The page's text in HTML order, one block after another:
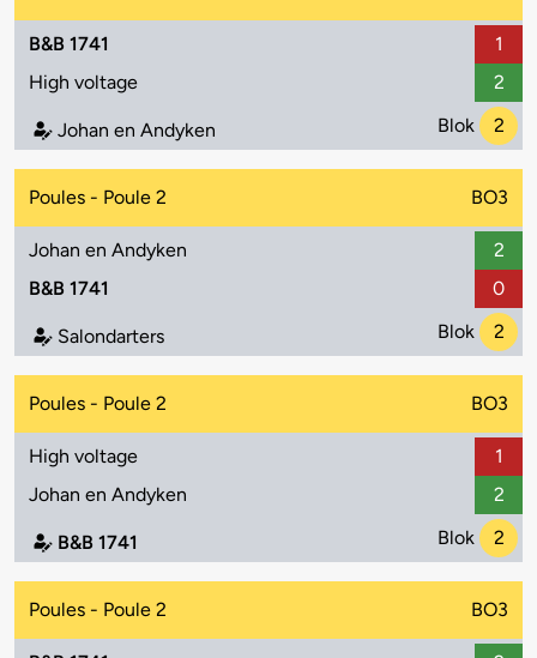
B&B 1741
1
High voltage
2
Johan en Andyken Blok 2
Poules - Poule 2 BO3
Johan en Andyken
2
B&B 1741
0
Salondarters Blok 2
Poules - Poule 2 BO3
High voltage
1
Johan en Andyken
2
B&B 1741 Blok 2
Poules - Poule 2 BO3